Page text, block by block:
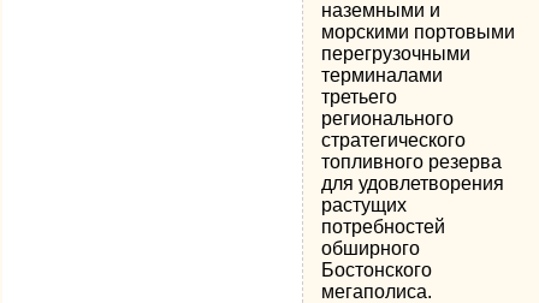
наземными и
морскими портовыми
перегрузочными
терминалами
третьего
регионального
стратегического
топливного резерва
для удовлетворения
растущих
потребностей
обширного
Бостонского
мегаполиса.